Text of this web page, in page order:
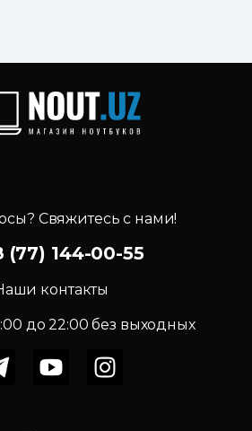
Свяжитесь с нами!
(77) 144-00-55
контакты
до 22:00 без выходных